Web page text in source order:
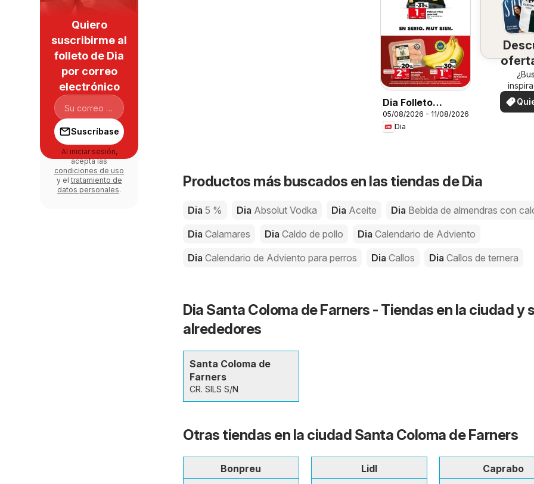
Dia Folleto
Market
05/08/2026 - 11/08/2026
Dia
su
¡Vea
en su
ver
Productos más buscados en las tiendas de Dia
Dia 5 % Dia Absolut Vodka Dia Aceite Dia Bebida de almendras con
Dia Calamares Dia Caldo de pollo Dia Calendario de Adviento
Dia Calendario de Adviento para perros Dia Callos Dia Callos de ternera
Dia Santa Coloma de Farners - Tiendas en la ciudad y
alrededores
Santa Coloma de
Farners
CR. SILS S/N
Otras tiendas en la ciudad Santa Coloma de Farners
Bonpreu
Lidl
Caprabo
Quiero
suscribirme al
folleto de Dia
por correo
electrónico
Suscríbase
Al iniciar sesión,
acepta las
condiciones de uso
y el tratamiento de
datos personales.